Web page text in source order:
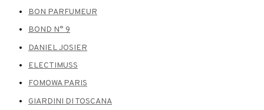
BON PARFUMEUR
BOND N° 9
DANIEL JOSIER
ELECTIMUSS
FOMOWA PARIS
GIARDINI DI TOSCANA